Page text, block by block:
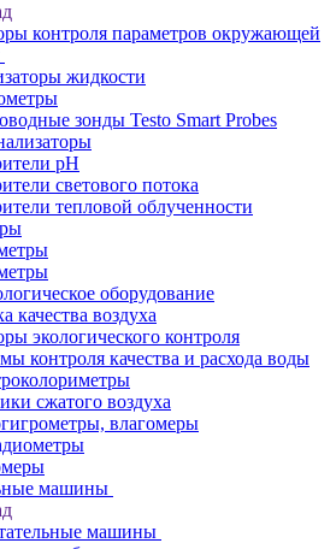
контроля параметров окружающей
жидкости
зонды Testo Smart Probes
pH
светового потока
тепловой облученности
оборудование
качества воздуха
экологического контроля
контроля качества и расхода воды
сжатого воздуха
влагомеры
машины
машины